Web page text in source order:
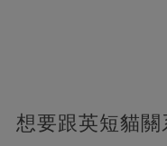
想要跟英短貓